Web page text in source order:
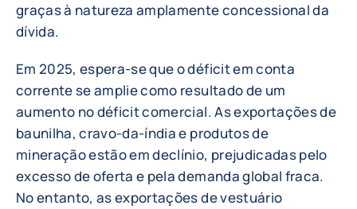
graças à natureza amplamente concessional da
dívida.
Em 2025, espera-se que o déficit em conta
corrente se amplie como resultado de um
aumento no déficit comercial. As exportações de
baunilha, cravo-da-índia e produtos de
mineração estão em declínio, prejudicadas pelo
excesso de oferta e pela demanda global fraca.
No entanto, as exportações de vestuário